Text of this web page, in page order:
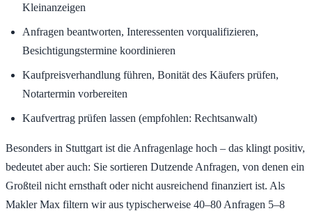
Kleinanzeigen
Anfragen beantworten, Interessenten vorqualifizieren,
Besichtigungstermine koordinieren
Kaufpreisverhandlung führen, Bonität des Käufers prüfen,
Notartermin vorbereiten
Kaufvertrag prüfen lassen (empfohlen: Rechtsanwalt)
Besonders in Stuttgart ist die Anfragenlage hoch – das klingt positiv,
bedeutet aber auch: Sie sortieren Dutzende Anfragen, von denen ein
Großteil nicht ernsthaft oder nicht ausreichend finanziert ist. Als
Makler Max filtern wir aus typischerweise 40–80 Anfragen 5–8